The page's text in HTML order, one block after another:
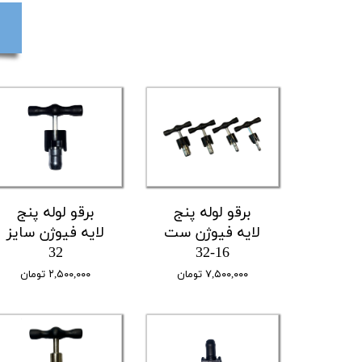
برقو لوله پنج
لایه فیوژن ست
16-32
۷,۵۰۰,۰۰۰ تومان
برقو لوله پنج
لایه فیوژن سایز
32
۲,۵۰۰,۰۰۰ تومان